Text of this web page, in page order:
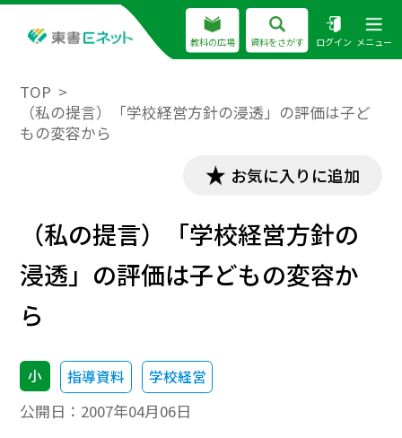
教科の広場 資料をさがす ログイン メニュー
TOP
（私の提言）「学校経営方針の浸透」の評価は子ど
もの変容から
お気に入りに追加
（私の提言）「学校経営方針の
浸透」の評価は子どもの変容か
ら
小 指導資料 学校経営
公開日： 2007年04月06日